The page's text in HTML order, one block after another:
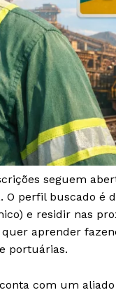
seguem
perfil buscado é
e residir nas
aprender
portuárias.
com um aliado